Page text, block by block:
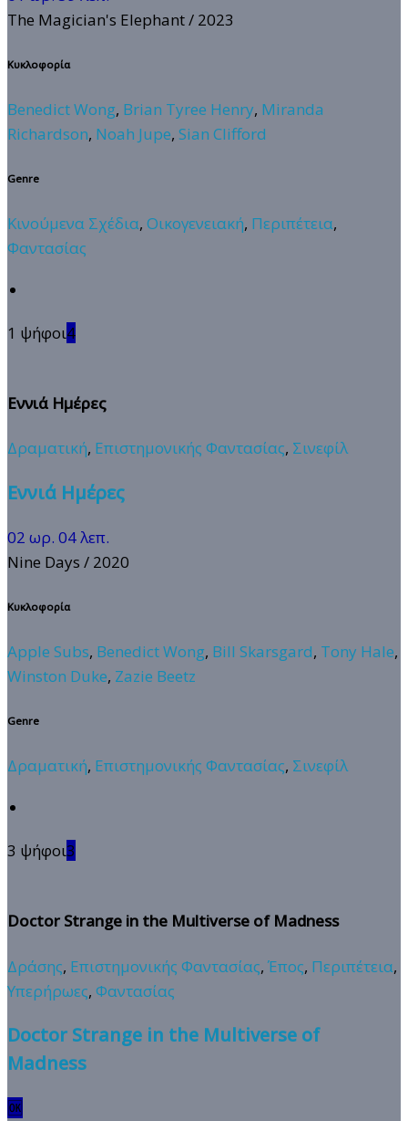
The Magician's Elephant/ 2023
Κυκλοφορία
Benedict Wong, Brian Tyree Henry, Miranda
Richardson, Noah Jupe, Sian Clifford
Genre
Κινούμενα Σχέδια, Οικογενειακή, Περιπέτεια,
Φαντασίας
1 ψήφοι4
Εννιά Ημέρες
Δραματική, Επιστημονικής Φαντασίας, Σινεφίλ
Εννιά Ημέρες
02 ωρ. 04 λεπ.
Nine Days / 2020
Κυκλοφορία
Apple Subs, Benedict Wong, Bill Skarsgard, Tony Hale,
Winston Duke, Zazie Beetz
Genre
Δραματική, Επιστημονικής Φαντασίας, Σινεφίλ
3 ψήφοι3
Doctor Strange in the Multiverse of Madness
Δράσης, Επιστημονικής Φαντασίας, Έπος, Περιπέτεια,
Υπερήρωες, Φαντασίας
Doctor Strange in the Multiverse of
Madness
🆗